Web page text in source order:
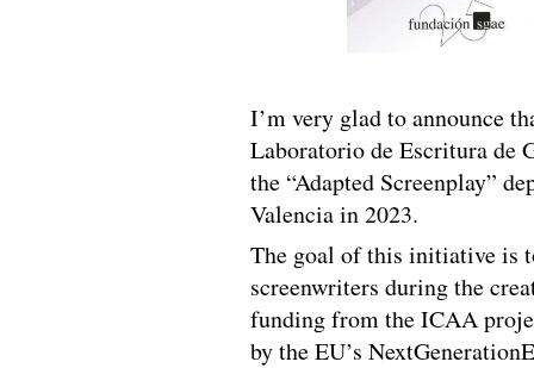
I’m very glad to announce
Laboratorio de Escritura de
the “Adapted Screenplay”
Valencia in 2023.
The goal of this initiative is
screenwriters during the
funding from the ICAA
by the EU’s